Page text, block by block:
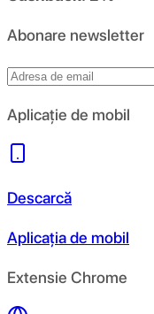
Abonare newsletter
Aplicație de mobil
Descarcă
Aplicația de mobil
Extensie Chrome